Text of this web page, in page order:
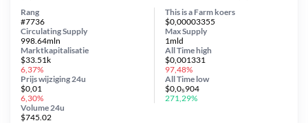
This is a Farm koers
$0,00003355
Circulating Supply
998.64mln
Prijs wijziging 24u
$0,01
6,30%
Max Supply
1mld
Marktkapitalisatie
$33.51k
6,37%
Volume 24u
$745.02
Rang
#7736
All Timehigh
$0,001331
97,48%
All Time low
$0,0₅904
271,29%